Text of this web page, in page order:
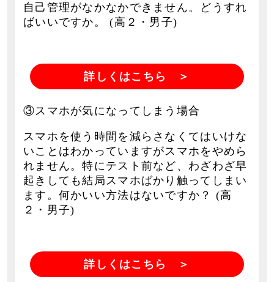
自己管理がなかなかできません。どうすれ
ばいいですか。 (高２・男子)
詳しくはこちら ＞
③スマホが気になってしまう場合
スマホを使う時間を減らさなくてはいけな
いことはわかっていますがスマホをやめら
れません。特にテスト前など、わざわざ早
起きしても結局スマホばかり触ってしまい
ます。何かいい方法はないですか？ (高
２・男子)
詳しくはこちら ＞